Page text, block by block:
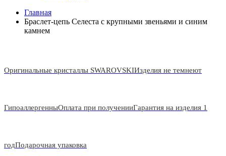
Главная
Браслет-цепь Селеста с крупными звеньями и синим
камнем
Оригинальные кристаллы SWAROVSKIИзделия не темнеют
ГипоаллергенныОплата при полученииГарантия на изделия 1
годПодарочная упаковка